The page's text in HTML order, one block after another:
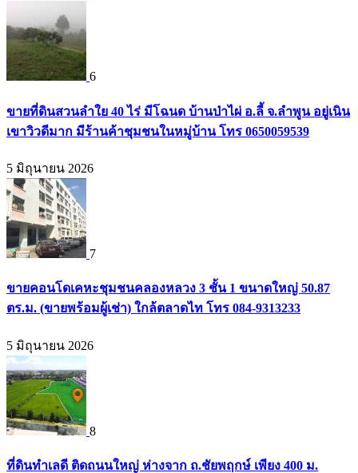
6
ขายที่ดินสวนลำใย 40 ไร่ มีโฉนด บ้านป่าไผ่ อ.ลี้ จ.ลำพูน อยู่เนิน
เขาวิวดีมาก มีร้านค้าชุมชนในหมู่บ้าน โทร 0650059539
5 มิถุนายน 2026
7
ขายคอนโดเคหะชุมชนคลองหลวง 3 ชั้น 1 ขนาดใหญ่ 50.87
ตร.ม. (ขายพร้อมผู้เช่า) ใกล้ตลาดไท โทร 084-9313233
5 มิถุนายน 2026
8
ที่ดินทำเลดี ติดถนนใหญ่ ห่างจาก ถ.ชัยพฤกษ์ เพียง 400 ม.